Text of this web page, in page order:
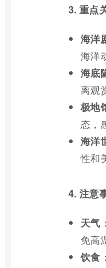
3. 重点
海洋
海洋
海底
离观
极地
态，
海洋
性和
4. 注意
天气
免高
饮食